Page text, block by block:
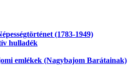
(1783-1949)
hulladék
emlékek (Nagybajom Barátainak)